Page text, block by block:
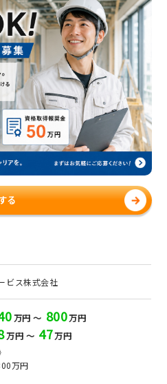
る
ビス株式会社
万円 ～ 800万円
万円 ～ 47万円
万円